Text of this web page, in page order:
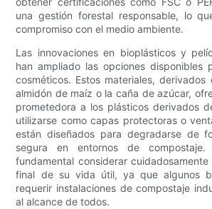
una gestión forestal responsable, lo
compromiso con el medio ambiente.
Las innovaciones en bioplásticos y
han ampliado las opciones disponibles
cosméticos. Estos materiales,
almidón de maíz o la caña de azúcar,
prometedora a los plásticos derivados
utilizarse como capas protectoras o
están diseñados para degradarse de
segura en entornos de
fundamental considerar
final de su vida útil, ya que algunos
requerir instalaciones de compostaje
al alcance de todos.